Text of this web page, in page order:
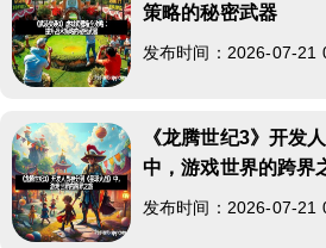
策略的秘密武器
发布时间：2026-07-21
《龙腾世纪3》开发
中，游戏世界的跨界
发布时间：2026-07-21